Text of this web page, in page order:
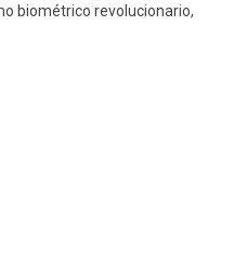
biométrico revolucionario,